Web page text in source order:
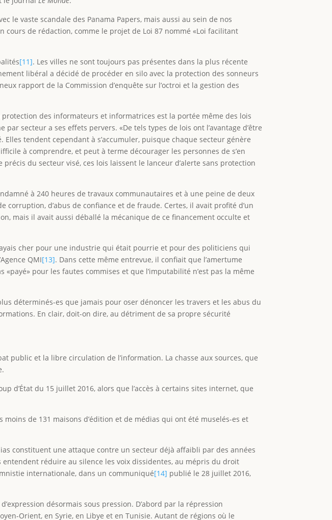
le vaste scandale des Panama Papers, mais aussi au sein de nos
de rédaction, comme le projet de Loi 87 nommé «Loi facilitant
[11]. Les villes ne sont toujours pas présentes dans la plus récente
libéral a décidé de procéder en silo avec la protection des sonneurs
rapport de la Commission d’enquête sur l’octroi et la gestion des
des informateurs et informatrices est la portée même des lois
secteur a ses effets pervers. «De tels types de lois ont l’avantage d’être
tendent cependant à s’accumuler, puisque chaque secteur génère
à comprendre, et peut à terme décourager les personnes de s’en
du secteur visé, ces lois laissent le lanceur d’alerte sans protection
à 240 heures de travaux communautaires et à une peine de deux
d’abus de confiance et de fraude. Certes, il avait profité d’un
mais il avait aussi déballé la mécanique de ce financement occulte et
cher pour une industrie qui était pourrie et pour des politiciens qui
QMI[13]. Dans cette même entrevue, il confiait que l’amertume
pour les fautes commises et que l’imputabilité n’est pas la même
déterminés-es que jamais pour oser dénoncer les travers et les abus du
En clair, doit-on dire, au détriment de sa propre sécurité
public et la libre circulation de l’information. La chasse aux sources, que
d’État du 15 juillet 2016, alors que l’accès à certains sites internet, que
de 131 maisons d’édition et de médias qui ont été muselés-es et
constituent une attaque contre un secteur déjà affaibli par des années
réduire au silence les voix dissidentes, au mépris du droit
internationale, dans un communiqué[14] publié le 28 juillet 2016,
désormais sous pression. D’abord par la répression
Orient, en Syrie, en Libye et en Tunisie. Autant de régions où le